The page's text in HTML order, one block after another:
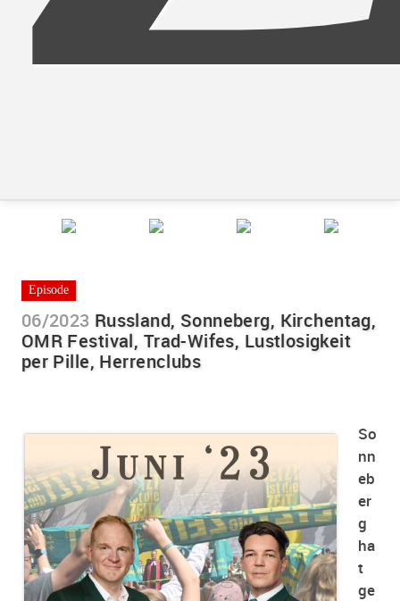
Episode
06/2023 Russland, Sonneberg, Kirchentag,
OMR Festival, Trad-Wifes, Lustlosigkeit
per Pille, Herrenclubs
So
nn
eb
er
g
ha
t
ge